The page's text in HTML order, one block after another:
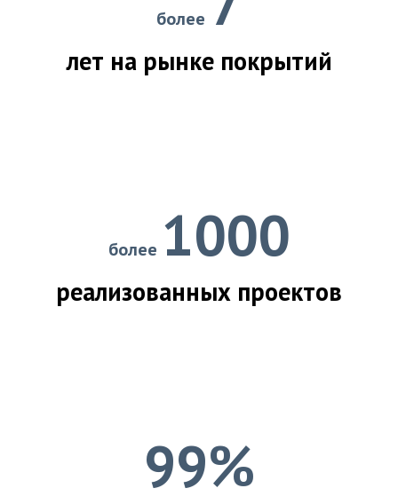
более
лет на рынке покрытий
более 1000
реализованных проектов
99%